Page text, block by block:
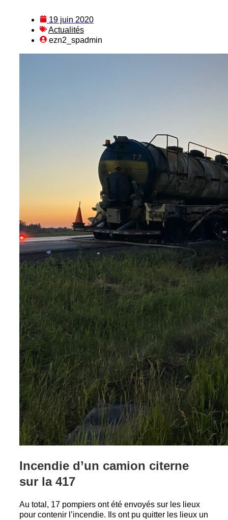
19 juin 2020
Actualités
ezn2_spadmin
Incendie d’un camion citerne
sur la 417
Au total, 17 pompiers ont été envoyés sur les lieux
pour contenir l’incendie. Ils ont pu quitter les lieux un